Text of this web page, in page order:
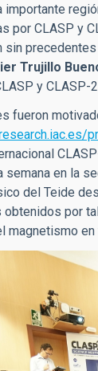
por CLASP y
sin
Trujillo
y CLASP-
fueron
en la
del Teide
por
magnetismo